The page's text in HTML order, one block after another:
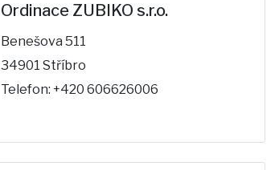
Ordinace ZUBIKO s.r.o.
Benešova 511
34901 Stříbro
Telefon: +420 606626006